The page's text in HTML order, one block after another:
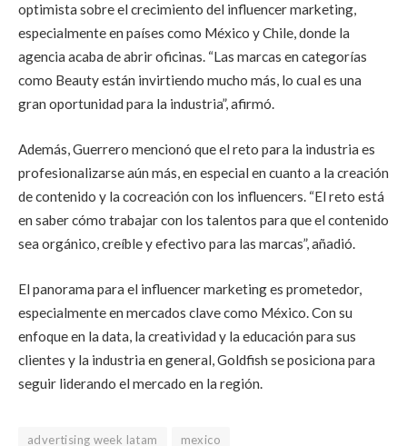
optimista sobre el crecimiento del influencer marketing,
especialmente en países como México y Chile, donde la
agencia acaba de abrir oficinas. “Las marcas en categorías
como Beauty están invirtiendo mucho más, lo cual es una
gran oportunidad para la industria”, afirmó.
Además, Guerrero mencionó que el reto para la industria es
profesionalizarse aún más, en especial en cuanto a la creación
de contenido y la cocreación con los influencers. “El reto está
en saber cómo trabajar con los talentos para que el contenido
sea orgánico, creíble y efectivo para las marcas”, añadió.
El panorama para el influencer marketing es prometedor,
especialmente en mercados clave como México. Con su
enfoque en la data, la creatividad y la educación para sus
clientes y la industria en general, Goldfish se posiciona para
seguir liderando el mercado en la región.
advertising week latam mexico